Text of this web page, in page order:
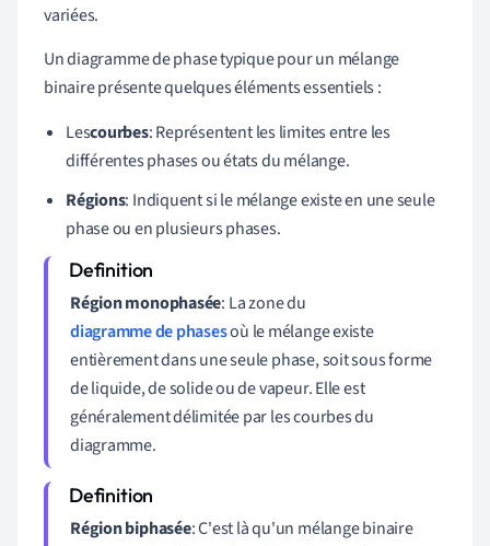
variées.
Un diagramme de phase typique pour un mélange
binaire présente quelques éléments essentiels :
Lescourbes: Représentent les limites entre les
différentes phases ou états du mélange.
Régions: Indiquent si le mélange existe en une seule
phase ou en plusieurs phases.
Région monophasée: La zone du
diagramme de phasesoù le mélange existe
entièrement dans une seule phase, soit sous forme
de liquide, de solide ou de vapeur. Elle est
généralement délimitée par les courbes du
diagramme.
Région biphasée: C'est là qu'un mélange binaire